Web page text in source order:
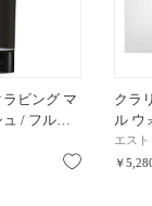
ビング マ
/ フル…
お気に入り
クラ
ル ウ
エスト
￥